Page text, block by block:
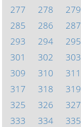
277
278 279
285
286 287
293
294 295
301
302 303
309
310 311
317
318 319
325
326 327
333
334 335